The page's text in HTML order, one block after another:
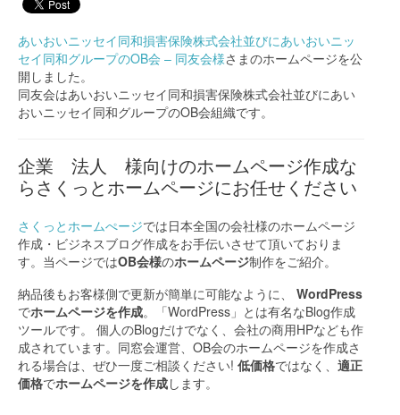
あいおいニッセイ同和損害保険株式会社並びにあいおいニッ
セイ同和グループのOB会 – 同友会様さまのホームページを公
開しました。
同友会はあいおいニッセイ同和損害保険株式会社並びにあい
おいニッセイ同和グループのOB会組織です。
企業 法人 様向けのホームページ作成な
らさくっとホームページにお任せください
さくっとホームぺージでは日本全国の会社様のホームページ
作成・ビジネスブログ作成をお手伝いさせて頂いておりま
す。当ページではOB会様のホームページ制作をご紹介。
納品後もお客様側で更新が簡単に可能なように、 WordPress
でホームページを作成。「WordPress」とは有名なBlog作成
ツールです。 個人のBlogだけでなく、会社の商用HPなども作
成されています。同窓会運営、OB会のホームページを作成さ
れる場合は、ぜひ一度ご相談ください! 低価格ではなく、 適正
価格でホームページを作成します。